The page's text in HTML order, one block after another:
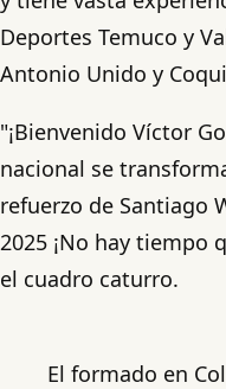
Deportes Temuco y
Antonio Unido y
"¡Bienvenido Víctor
nacional se
refuerzo de Santiago
2025 ¡No hay tiempo
el cuadro caturro.
El formado en